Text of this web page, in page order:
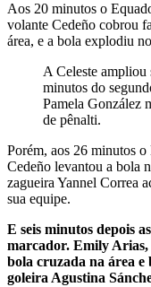
Aos 20 minutos o
volante Cedeño cobrou
área, e a bola explodiu
A Celeste ampliou
minutos do
Pamela González
de pênalti.
Porém, aos 26 minutos
Cedeño levantou a bola
zagueira Yannel Correa
sua equipe.
E seis minutos depois
marcador. Emily
bola cruzada na área
goleira Agustina